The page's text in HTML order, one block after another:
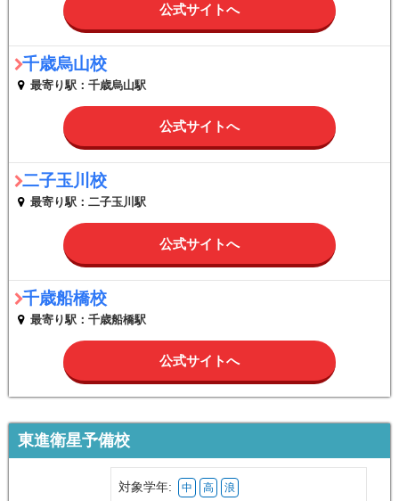
公式サイトへ
千歳烏山校
最寄り駅：千歳烏山駅
公式サイトへ
二子玉川校
最寄り駅：二子玉川駅
公式サイトへ
千歳船橋校
最寄り駅：千歳船橋駅
公式サイトへ
東進衛星予備校
対象学年: 中 高 浪